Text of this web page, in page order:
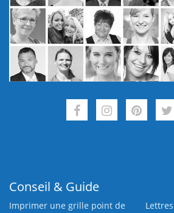
Conseil & Guide
Imprimer une grille point de